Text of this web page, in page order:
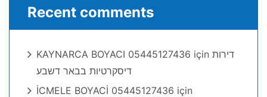
Recent comments
KAYNARCA BOYACI 05445127436 için דירות
דיסקרטיות בבאר דשבע
İCMELE BOYACİ 05445127436 için